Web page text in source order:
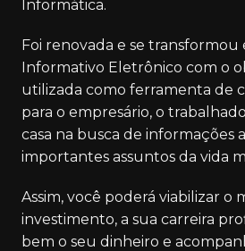
Informática.
Foi renovada e se transformou
Informativo Eletrônico com o
utilizada como ferramenta de
para o empresário, o
casa na busca de informações
importantes assuntos da vida
Assim, você poderá viabilizar o
investimento, a sua carreira
bem o seu dinheiro e